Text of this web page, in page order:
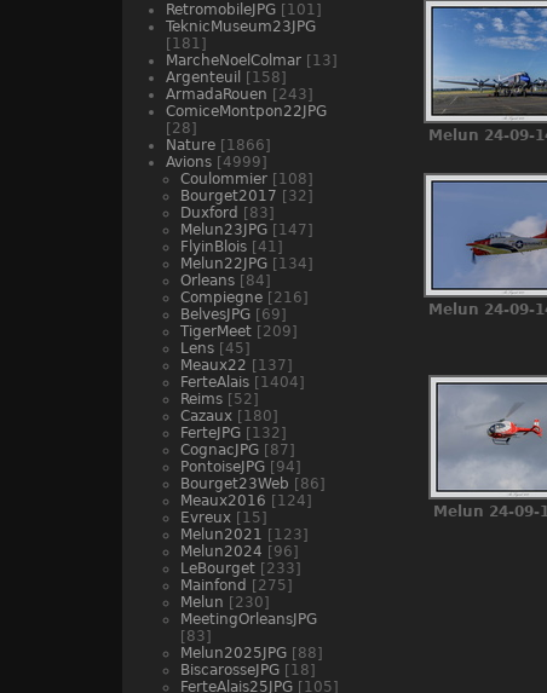
RetromobileJPG [101]
TeknicMuseum23JPG
[181]
MarcheNoelColmar [13]
Argenteuil
[158]
ArmadaRouen [243]
ComiceMontpon22JPG
[28]
Nature [1866]
Avions [4999]
Coulommier [108]
Bourget2017 [32]
Duxford [83]
Melun23JPG [147]
FlyinBlois [41]
Melun22JPG [134]
Orleans [84]
Compiegne [216]
BelvesJPG [69]
TigerMeet [209]
Lens [45]
Meaux22 [137]
FerteAlais [1404]
Reims [52]
Cazaux [180]
FerteJPG [132]
CognacJPG [87]
PontoiseJPG [94]
Bourget23Web [86]
Meaux2016 [124]
Evreux [15]
Melun2021 [123]
Melun2024 [96]
LeBourget [233]
Mainfond [275]
Melun [230]
MeetingOrleansJPG
[83]
Melun2025JPG [88]
BiscarosseJPG [18]
FerteAlais25JPG [105]
Melun 24-09-
Melun 24-09-
Melun 24-09-